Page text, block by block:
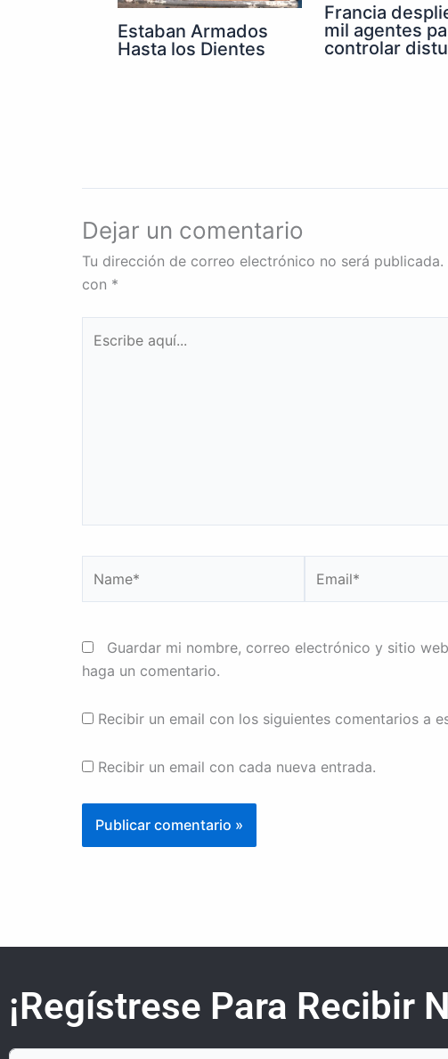
Estaban Armados
Hasta los Dientes
Francia
mil agentes
controlar
Dejar un comentario
Tu dirección de correo electrónico no será publicada.
con *
aquí...
Guardar mi nombre, correo electrónico y sitio
haga un comentario.
Recibir un email con los siguientes comentarios a
Recibir un email con cada nueva entrada.
¡Regístrese Para Recibir